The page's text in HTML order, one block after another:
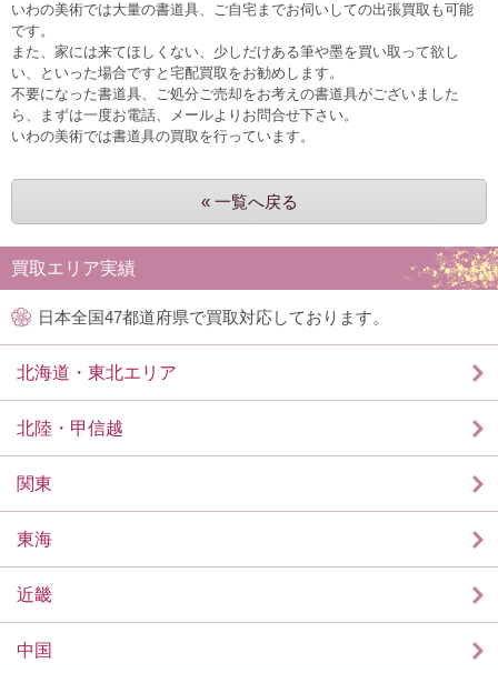
いわの美術では大量の書道具、ご自宅までお伺いしての出張買取も可能
です。
また、家には来てほしくない、少しだけある筆や墨を買い取って欲し
い、といった場合ですと宅配買取をお勧めします。
不要になった書道具、ご処分ご売却をお考えの書道具がございました
ら、まずは一度お電話、メールよりお問合せ下さい。
いわの美術では書道具の買取を行っています。
« 一覧へ戻る
買取エリア実績
日本全国47都道府県で買取対応しております。
北海道・東北エリア
北陸・甲信越
関東
東海
近畿
中国